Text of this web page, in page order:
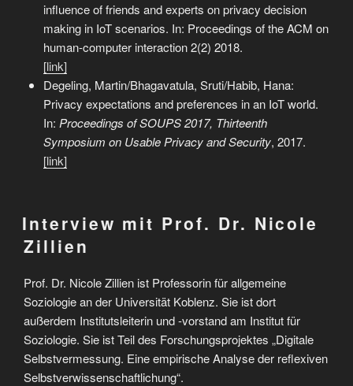
influence of friends and experts on privacy decision
making in IoT scenarios. In: Proceedings of the ACM on
human-computer interaction 2(2) 2018.
[link]
Degeling, Martin/Bhagavatula, Sruti/Habib, Hana:
Privacy expectations and preferences in an IoT world.
In: Proceedings of SOUPS 2017, Thirteenth
Symposium on Usable Privacy and Security, 2017.
[link]
Interview mit Prof. Dr. Nicole
Zillien
Prof. Dr. Nicole Zillien ist Professorin für allgemeine
Soziologie an der Universität Koblenz. Sie ist dort
außerdem Institutsleiterin und -vorstand am Institut für
Soziologie. Sie ist Teil des Forschungsprojektes „Digitale
Selbstvermessung. Eine empirische Analyse der reflexiven
Selbstverwissenschaftlichung“.